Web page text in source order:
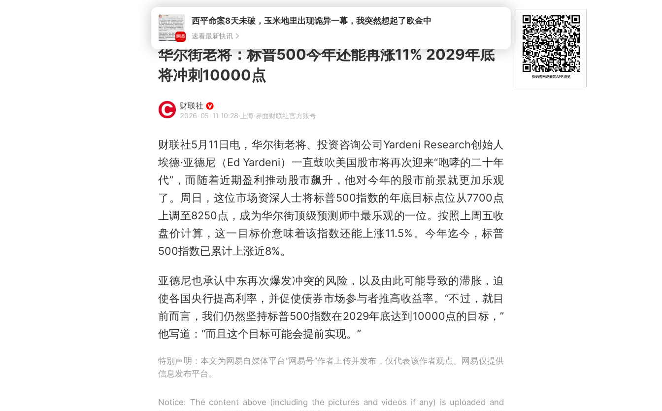
华尔街老将：标普500今年还能再涨11% 2029年底
将冲刺10000点
财联社
2026-05-11 10:28·上海·界面财联社官方账号
财联社5月11日电，华尔街老将、投资咨询公司Yardeni Research创始人
埃德·亚德尼（Ed Yardeni）一直鼓吹美国股市将再次迎来“咆哮的二十年
代”，而随着近期盈利推动股市飙升，他对今年的股市前景就更加乐观
了。周日，这位市场资深人士将标普500指数的年底目标点位从7700点
上调至8250点，成为华尔街顶级预测师中最乐观的一位。按照上周五收
盘价计算，这一目标价意味着该指数还能上涨11.5%。今年迄今，标普
500指数已累计上涨近8%。
亚德尼也承认中东再次爆发冲突的风险，以及由此可能导致的滞胀，迫
使各国央行提高利率，并促使债券市场参与者推高收益率。“不过，就目
前而言，我们仍然坚持标普500指数在2029年底达到10000点的目标，”
他写道：“而且这个目标可能会提前实现。”
特别声明：本文为网易自媒体平台“网易号”作者上传并发布，仅代表该作者观点。网易仅提供
信息发布平台。
Notice: The content above (including the pictures and videos if any) is uploaded and
扫码去网易新闻APP浏览